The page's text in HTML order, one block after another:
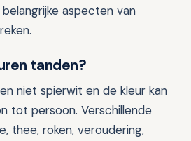
aspecten van
tanden?
niet spierwit en de kleur kan
tot persoon. Verschillende
thee, roken, veroudering,